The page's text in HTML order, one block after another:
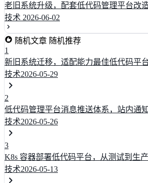
老旧系统升级，配套低代码管理平台改
技术 2026-06-02
随机文章 随机推荐
1
新旧系统迁移，适配能力最佳低代码平
技术2026-05-29
2
低代码管理平台消息推送体系，站内通
技术2026-05-26
3
K8s 容器部署低代码平台，从测试到生
技术2026-05-13